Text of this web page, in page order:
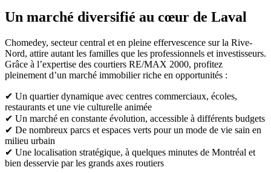
Un marché diversifié au cœur de Laval
Chomedey, secteur central et en pleine effervescence sur la Rive-
Nord, attire autant les familles que les professionnels et investisseurs.
Grâce à l’expertise des courtiers RE/MAX 2000, profitez
pleinement d’un marché immobilier riche en opportunités :
✔ Un quartier dynamique avec centres commerciaux, écoles,
restaurants et une vie culturelle animée
✔ Un marché en constante évolution, accessible à différents budgets
✔ De nombreux parcs et espaces verts pour un mode de vie sain en
milieu urbain
✔ Une localisation stratégique, à quelques minutes de Montréal et
bien desservie par les grands axes routiers